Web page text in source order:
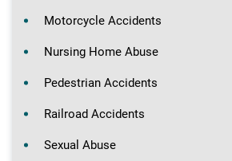
Motorcycle Accidents
Nursing Home Abuse
Pedestrian Accidents
Railroad Accidents
Sexual Abuse